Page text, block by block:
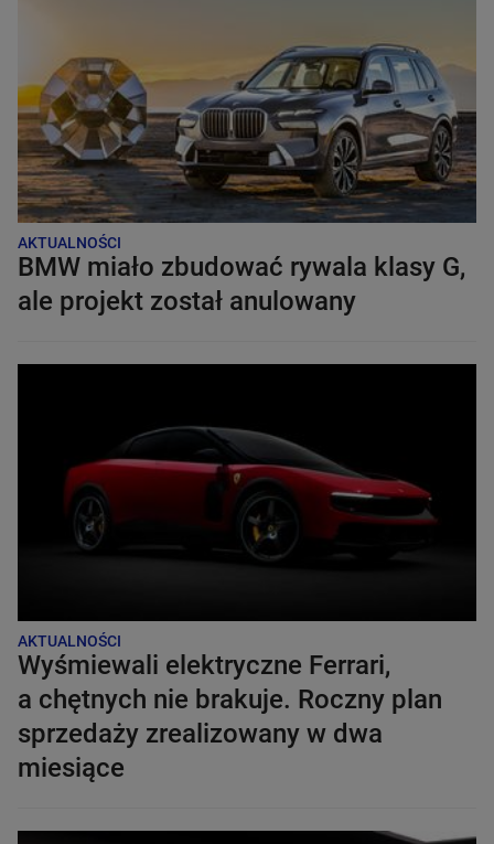
AKTUALNOŚCI
BMW miało zbudować rywala klasy G,
ale projekt został anulowany
AKTUALNOŚCI
Wyśmiewali elektryczne Ferrari,
a chętnych nie brakuje. Roczny plan
sprzedaży zrealizowany w dwa
miesiące